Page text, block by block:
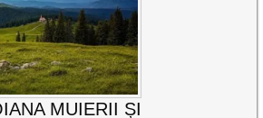
MUIERII ȘI